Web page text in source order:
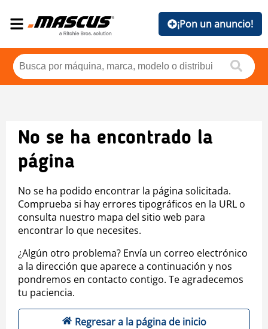
¡Pon un anuncio!
No se ha encontrado la
página
No se ha podido encontrar la página solicitada.
Comprueba si hay errores tipográficos en la URL o
consulta nuestro mapa del sitio web para
encontrar lo que necesites.
¿Algún otro problema? Envía un correo electrónico
a la dirección que aparece a continuación y nos
pondremos en contacto contigo. Te agradecemos
tu paciencia.
Regresar a la página de inicio